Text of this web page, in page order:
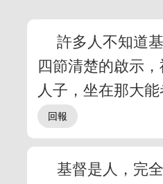
許多人不知道
四節清楚的啟示
人子，坐在那大
基督是人，完